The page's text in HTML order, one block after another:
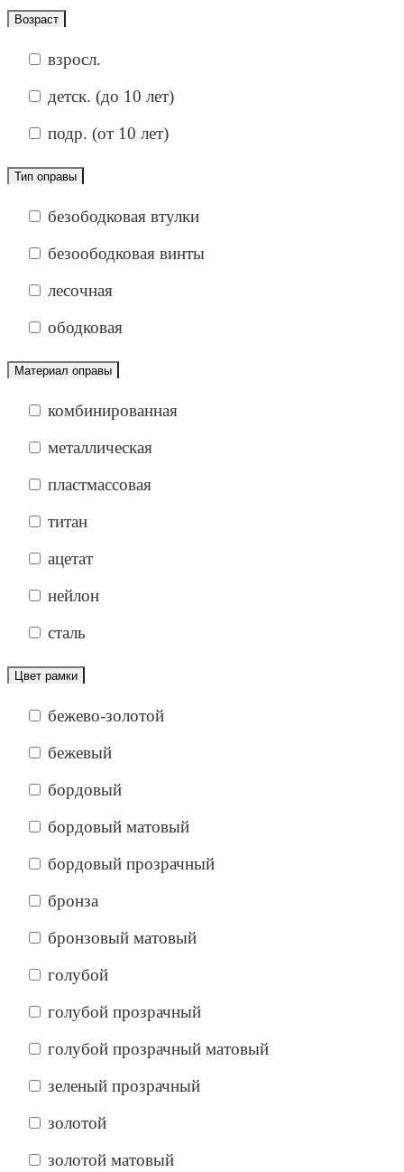
Возраст
взросл.
детск. (до 10 лет)
подр. (от 10 лет)
Тип оправы
безободковая втулки
безоободковая винты
лесочная
ободковая
Материал оправы
комбинированная
металлическая
пластмассовая
титан
ацетат
нейлон
сталь
Цвет рамки
бежево-золотой
бежевый
бордовый
бордовый матовый
бордовый прозрачный
бронза
бронзовый матовый
голубой
голубой прозрачный
голубой прозрачный матовый
зеленый прозрачный
золотой
золотой матовый